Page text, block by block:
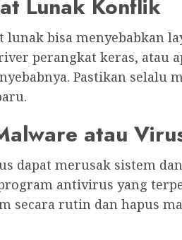
Lunak Konflik
bisa menyebabkan
perangkat keras, atau
Pastikan selalu
atau
dapat merusak sistem
antivirus yang
secara rutin dan hapus